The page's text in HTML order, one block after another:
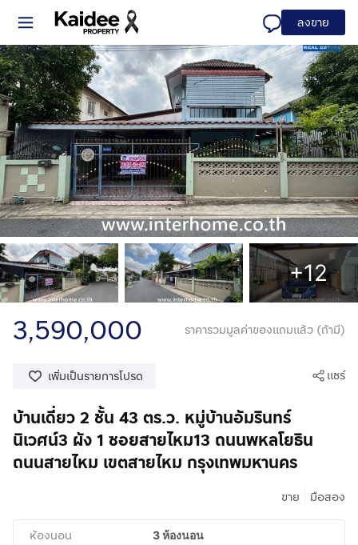
ลงขาย
+12
3,590,000 ราคารวมมูลค่าของแถมแล้ว (ถ้ามี)
เพิ่มเป็นรายการโปรด แชร์
บ้านเดี่ยว 2 ชั้น 43 ตร.ว. หมู่บ้านอัมรินทร์
นิเวศน์3 ผัง 1 ซอยสายไหม13 ถนนพหลโยธิน
ถนนสายไหม เขตสายไหม กรุงเทพมหานคร
ขาย มือสอง
ห้องนอน 3 ห้องนอน